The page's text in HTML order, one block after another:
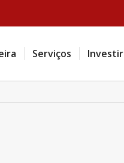
Serviços Investir